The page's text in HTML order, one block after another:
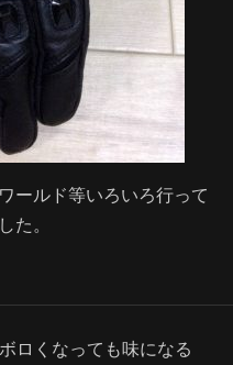
ールド等いろいろ行って
た。
ロくなっても味になる